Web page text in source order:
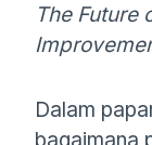
The Future
Dalam